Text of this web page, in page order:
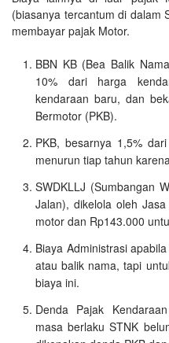
(biasanya tercantum di dalam
membayar pajak Motor.
BBN KB (Bea Balik
10% dari harga
kendaraan baru, dan
Bermotor (PKB).
PKB, besarnya 1,5%
menurun tiap tahun
SWDKLLJ (Sumbangan
Jalan), dikelola oleh
motor dan Rp143.000
Biaya Administrasi
atau balik nama, tapi
biaya ini.
Denda Pajak
masa berlaku STNK